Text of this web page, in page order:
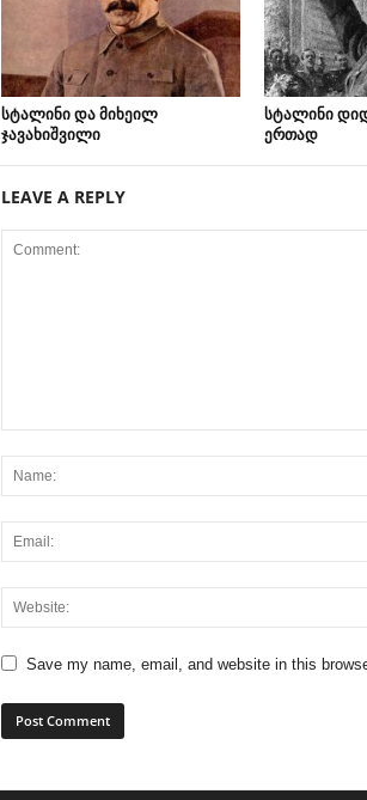
სტალინი და მიხეილ
ჯავახიშვილი
სტალინი
ერთად
LEAVE A REPLY
Save my name, email, and website in this